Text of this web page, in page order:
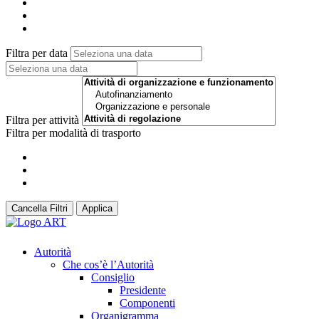
Filtra per data
Filtra per attività
Filtra per modalità di trasporto
Cancella Filtri Applica
Autorità
Che cos’è l’Autorità
Consiglio
Presidente
Componenti
Organigramma